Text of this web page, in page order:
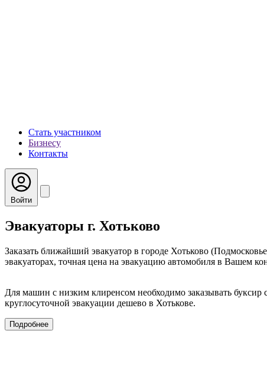
Стать участником
Бизнесу
Контакты
Войти
Эвакуаторы г. Хотьково
Заказать ближайший эвакуатор в городе Хотьково
эвакуаторах, точная цена на эвакуацию автомобиля в Вашем
Для машин с низким клиренсом необходимо заказывать
круглосуточной эвакуации дешево в Хотькове.
Подробнее